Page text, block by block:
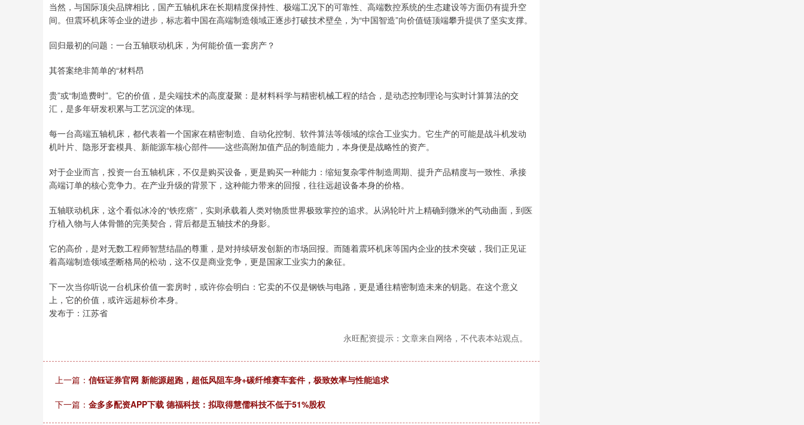
当然，与国际顶尖品牌相比，国产五轴机床在长期精度保持性、极端工况下的可靠性、高端数控系统的生态建设等方面仍有提升空
间。但震环机床等企业的进步，标志着中国在高端制造领域正逐步打破技术壁垒，为“中国智造”向价值链顶端攀升提供了坚实支撑。
回归最初的问题：一台五轴联动机床，为何能价值一套房产？
其答案绝非简单的“材料昂
贵”或“制造费时”。它的价值，是尖端技术的高度凝聚：是材料科学与精密机械工程的结合，是动态控制理论与实时计算算法的交
汇，是多年研发积累与工艺沉淀的体现。
每一台高端五轴机床，都代表着一个国家在精密制造、自动化控制、软件算法等领域的综合工业实力。它生产的可能是战斗机发动
机叶片、隐形牙套模具、新能源车核心部件——这些高附加值产品的制造能力，本身便是战略性的资产。
对于企业而言，投资一台五轴机床，不仅是购买设备，更是购买一种能力：缩短复杂零件制造周期、提升产品精度与一致性、承接
高端订单的核心竞争力。在产业升级的背景下，这种能力带来的回报，往往远超设备本身的价格。
五轴联动机床，这个看似冰冷的“铁疙瘩”，实则承载着人类对物质世界极致掌控的追求。从涡轮叶片上精确到微米的气动曲面，到医
疗植入物与人体骨骼的完美契合，背后都是五轴技术的身影。
它的高价，是对无数工程师智慧结晶的尊重，是对持续研发创新的市场回报。而随着震环机床等国内企业的技术突破，我们正见证
着高端制造领域垄断格局的松动，这不仅是商业竞争，更是国家工业实力的象征。
下一次当你听说一台机床价值一套房时，或许你会明白：它卖的不仅是钢铁与电路，更是通往精密制造未来的钥匙。在这个意义
上，它的价值，或许远超标价本身。
发布于：江苏省
永旺配资提示：文章来自网络，不代表本站观点。
上一篇： 信钰证券官网 新能源超跑，超低风阻车身+碳纤维赛车套件，极致效率与性能追求
下一篇： 金多多配资APP下载 德福科技：拟取得慧儒科技不低于51%股权